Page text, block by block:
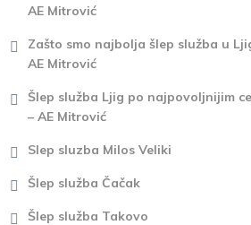
AE Mitrović
Zašto smo najbolja šlep služba u
AE Mitrović
Šlep služba Ljig po najpovoljnijim
– AE Mitrović
Slep sluzba Milos Veliki
Šlep služba Čačak
Šlep služba Takovo